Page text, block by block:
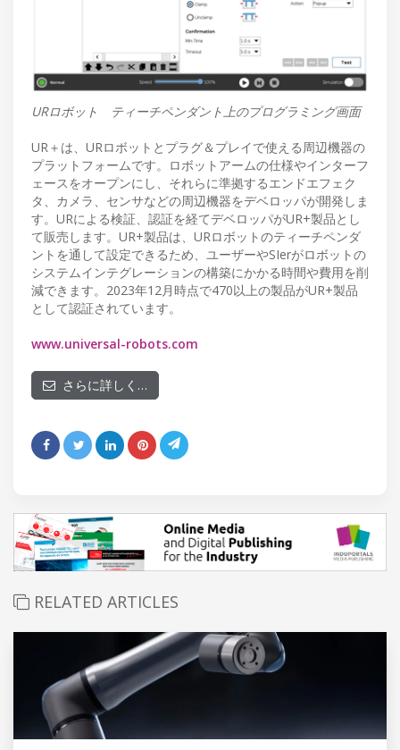
URロボット ティーチペンダント上のプログラミング画面
UR＋は、URロボットとプラグ＆プレイで使える周辺機器の
プラットフォームです。ロボットアームの仕様やインターフ
ェースをオープンにし、それらに準拠するエンドエフェク
タ、カメラ、センサなどの周辺機器をデベロッパが開発しま
す。URによる検証、認証を経てデベロッパがUR+製品とし
て販売します。UR+製品は、URロボットのティーチペンダ
ントを通して設定できるため、ユーザーやSIerがロボットの
システムインテグレーションの構築にかかる時間や費用を削
減できます。2023年12月時点で470以上の製品がUR+製品
として認証されています。
www.universal-robots.com
さらに詳しく…
RELATED ARTICLES